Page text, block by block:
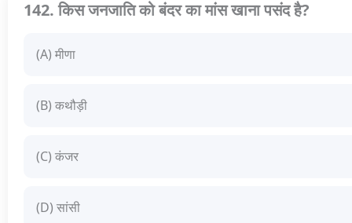
142. किस जनजाति को बंदर का मांस खाना पसंद है?
(A) मीणा
(B) कथौड़ी
(C) कंजर
(D) सांसी